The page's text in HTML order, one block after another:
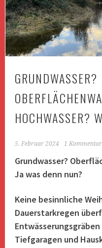
GRUNDWASSER?
HOCHWASSER?
5. Februar 2024 1 Kommentar
Grundwasser?
Ja was denn nun?
Keine besinnliche
Dauerstarkregen
Tiefgaragen und